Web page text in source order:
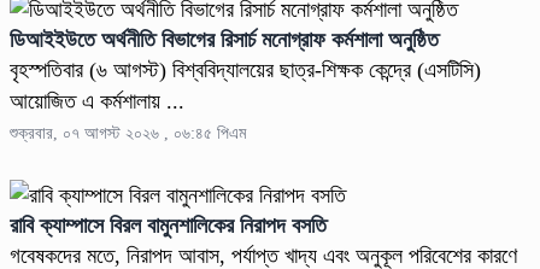
ডিআইইউতে অর্থনীতি বিভাগের রিসার্চ মনোগ্রাফ কর্মশালা অনুষ্ঠিত
বৃহস্পতিবার (৬ আগস্ট) বিশ্ববিদ্যালয়ের ছাত্র-শিক্ষক কেন্দ্রে (এসটিসি)
আয়োজিত এ কর্মশালায় ...
শুক্রবার, ০৭ আগস্ট ২০২৬ , ০৬:৪৫ পিএম
রাবি ক্যাম্পাসে বিরল বামুনশালিকের নিরাপদ বসতি
গবেষকদের মতে, নিরাপদ আবাস, পর্যাপ্ত খাদ্য এবং অনুকূল পরিবেশের কারণে